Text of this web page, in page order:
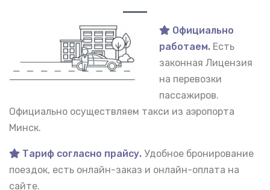
Официально
работаем. Есть
законная Лицензия
на перевозки
пассажиров.
Официально осуществляем такси из аэропорта
Минск.
Тариф согласно прайсу. Удобное бронирование
поездок, есть онлайн-заказ и онлайн-оплата на
сайте.